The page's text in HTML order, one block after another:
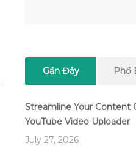
Gần Đây Phổ
Streamline Your Content
YouTube Video Uploader
July 27, 2026